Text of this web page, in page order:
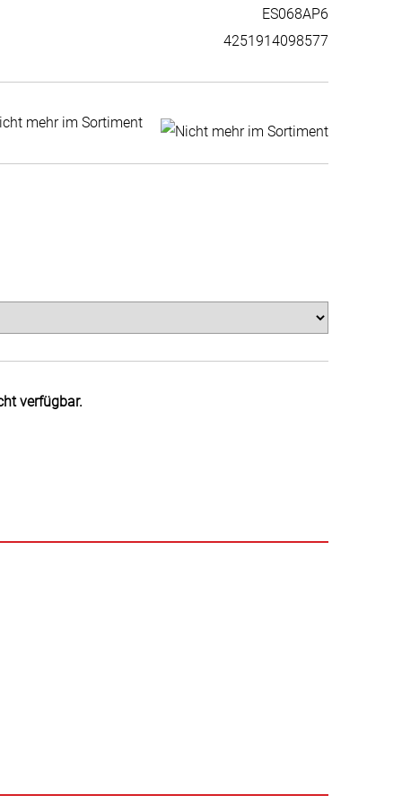
ES068AP6
4251914098577
mehr im Sortiment
verfügbar.